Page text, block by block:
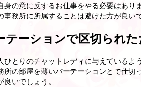
の意に反するお仕事をやる必要はあり
務所に所属することは避けた方が良い
ーションで区切られ
とりのチャットレディに与えているよ
の部屋を薄いパーテーションとで仕切
いでしょう。